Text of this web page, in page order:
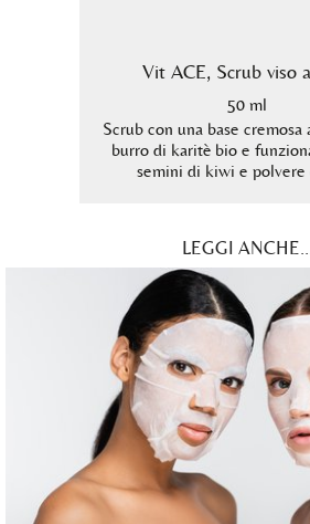
Vit ACE, Scrub viso
50 ml
Scrub con una base cremosa
burro di karitè bio e
semini di kiwi e polvere
LEGGI ANCHE...